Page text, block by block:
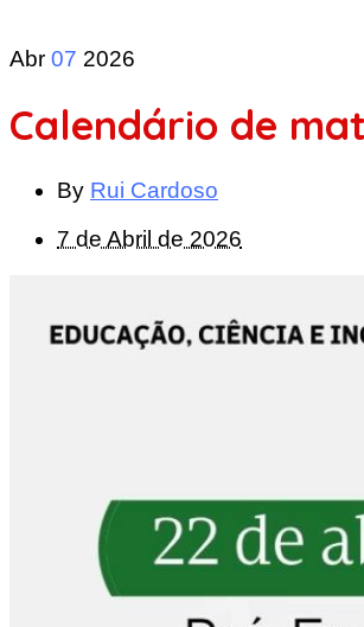
Abr 07 2026
Calendário de
By Rui Cardoso
7 de Abril de 2026